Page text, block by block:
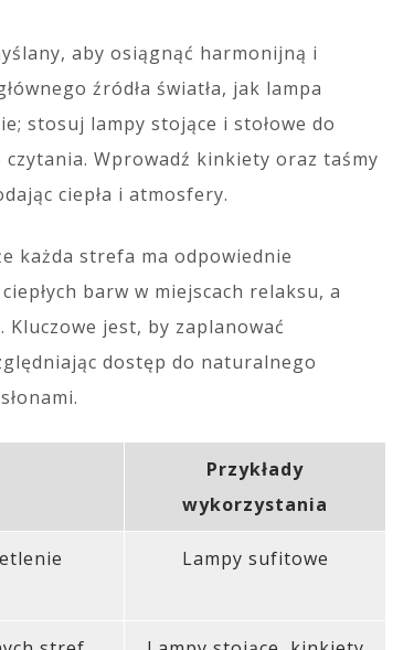
aby osiągnąć harmonijną i
źródła światła, jak lampa
stosuj lampy stojące i stołowe do
Wprowadź kinkiety oraz taśmy
ciepła i atmosfery.
każda strefa ma odpowiednie
barw w miejscach relaksu, a
Kluczowe jest, by zaplanować
dostęp do naturalnego
Przykłady
wykorzystania
Lampy sufitowe